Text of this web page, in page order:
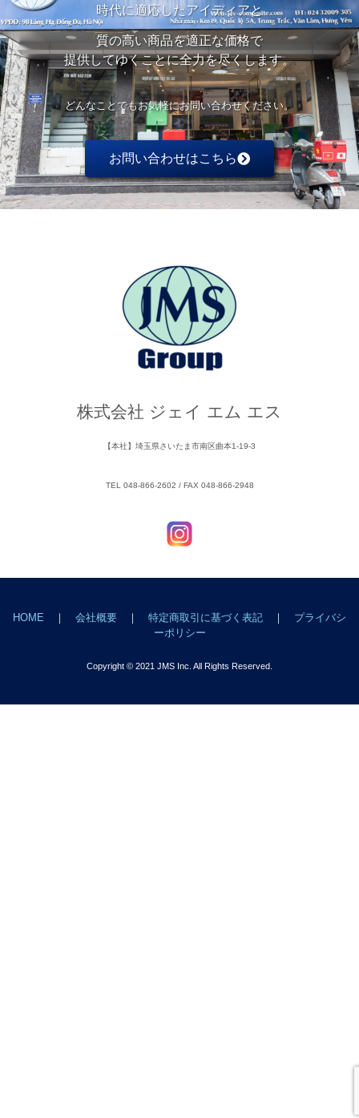
時代に適応したアイディアと
質の高い商品を適正な価格で
提供してゆくことに全力を尽くします。
どんなことでもお気軽にお問い合わせください。
お問い合わせはこちら
株式会社 ジェイ エム エス
【本社】埼玉県さいたま市南区曲本1-19-3
TEL 048-866-2602 / FAX 048-866-2948
HOME ｜ 会社概要 ｜ 特定商取引に基づく表記 ｜ プライバシ
ーポリシー
Copyright © 2021 JMS Inc. All Rights Reserved.